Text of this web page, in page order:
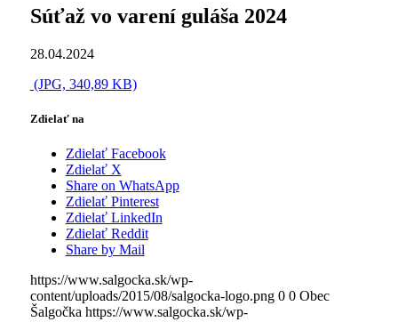
Súťaž vo varení guláša 2024
28.04.2024
(JPG, 340,89 KB)
Zdielať na
Zdielať Facebook
Zdielať X
Share on WhatsApp
Zdielať Pinterest
Zdielať LinkedIn
Zdielať Reddit
Share by Mail
https://www.salgocka.sk/wp-
content/uploads/2015/08/salgocka-logo.png 0 0 Obec
Šalgočka https://www.salgocka.sk/wp-